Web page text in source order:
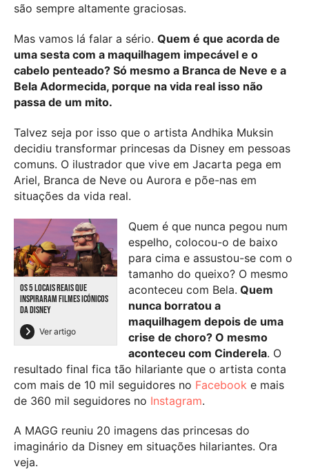
são sempre altamente graciosas.
Mas vamos lá falar a sério. Quem é que acorda de
uma sesta com a maquilhagem impecável e o
cabelo penteado? Só mesmo a Branca de Neve e a
Bela Adormecida, porque na vida real isso não
passa de um mito.
Talvez seja por isso que o artista Andhika Muksin
decidiu transformar princesas da Disney em pessoas
comuns. O ilustrador que vive em Jacarta pega em
Ariel, Branca de Neve ou Aurora e põe-nas em
situações da vida real.
OS 5 LOCAIS REAIS QUE
INSPIRARAM FILMES ICÓNICOS
DA DISNEY
Ver artigo
Quem é que nunca pegou num
espelho, colocou-o de baixo
para cima e assustou-se com o
tamanho do queixo? O mesmo
aconteceu com Bela. Quem
nunca borratou a
maquilhagem depois de uma
crise de choro? O mesmo
aconteceu com Cinderela. O
resultado final fica tão hilariante que o artista conta
com mais de 10 mil seguidores no Facebook e mais
de 360 mil seguidores no Instagram.
A MAGG reuniu 20 imagens das princesas do
imaginário da Disney em situações hilariantes. Ora
veja.